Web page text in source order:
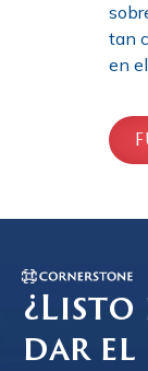
tan
en
¿Listo
dar el